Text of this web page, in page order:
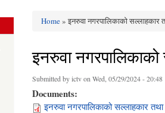
Home» इनरुवा नगरपालिकाको सल्लाहकार
इनरुवा नगरपालिकाको
Submitted byictvon Wed, 05/29/2024 - 20:48
Documents:
इनरुवा नगरपालिकाको सल्लाहकार तथा